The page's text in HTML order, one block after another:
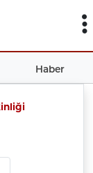
Haber